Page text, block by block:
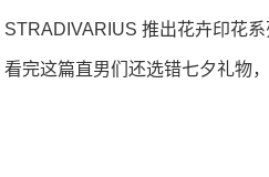
2020亚洲
STRADIVARIUS 推出花卉印花系
和色彩占据夏日
看完这篇直男们还选错七夕礼物